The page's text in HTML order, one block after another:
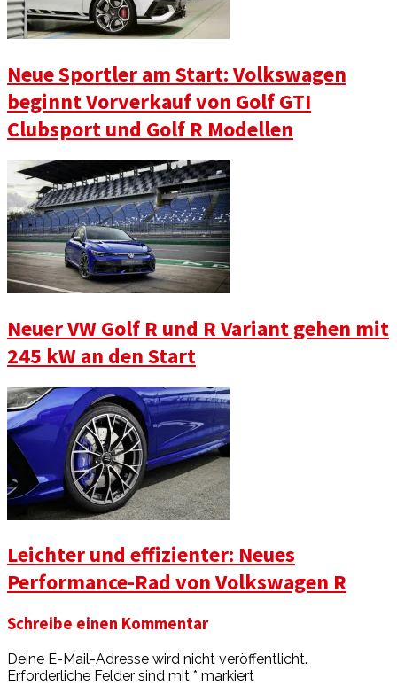
Neue Sportler am Start: Volkswagen
beginnt Vorverkauf von Golf GTI
Clubsport und Golf R Modellen
Neuer VW Golf R und R Variant gehen mit
245 kW an den Start
Leichter und effizienter: Neues
Performance-Rad von Volkswagen R
Schreibe einen Kommentar
Deine E-Mail-Adresse wird nicht veröffentlicht.
Erforderliche Felder sind mit * markiert